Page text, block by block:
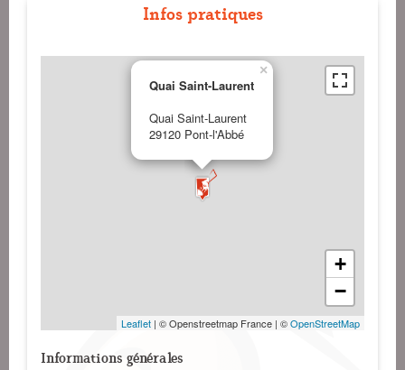
Infos pratiques
Quai Saint-Laurent
Quai Saint-Laurent
29120 Pont-l'Abbé
×
+
−
Leaflet | © Openstreetmap France | ©OpenStreetMap
Informations générales